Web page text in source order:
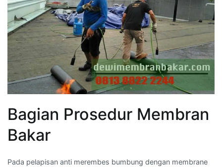
Bagian Prosedur Membran
Bakar
Pada pelapisan anti merembes bumbung dengan membrane